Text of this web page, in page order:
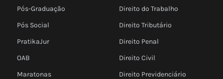
Pós-Graduação
Pós Social
PratikaJur
OAB
Maratonas
Direito do Trabalho
Direito Tributário
Direito Penal
Direito Civil
Direito Previdenciário